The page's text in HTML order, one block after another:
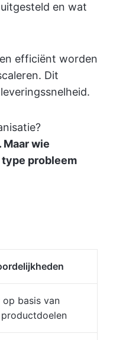
en wat
efficiënt worden
Dit
wie
probleem
op basis van